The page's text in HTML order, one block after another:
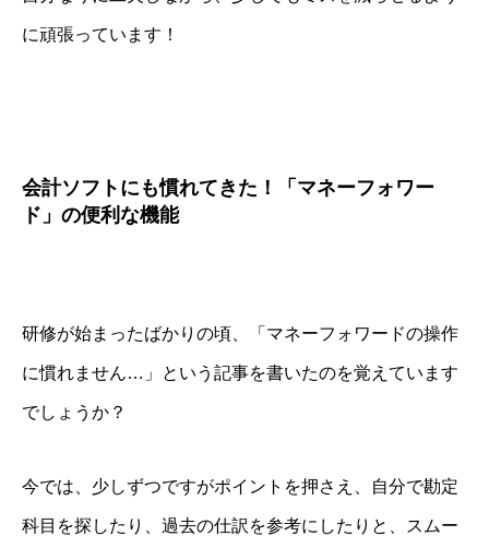
に頑張っています！
会計ソフトにも慣れてきた！「マネーフォワー
ド」の便利な機能
研修が始まったばかりの頃、「マネーフォワードの操作
に慣れません…」という記事を書いたのを覚えています
でしょうか？
今では、少しずつですがポイントを押さえ、自分で勘定
科目を探したり、過去の仕訳を参考にしたりと、スムー